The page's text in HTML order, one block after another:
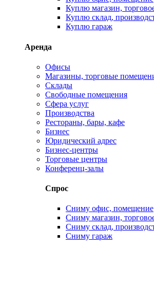
Куплю магазин,
Куплю склад,
Куплю гараж
Аренда
Офисы
Магазины, торговые
Склады
Свободные помещения
Сфера услуг
Производства
Рестораны, бары, кафе
Бизнес
Юридический адрес
Бизнес-центры
Торговые центры
Конференц-залы
Спрос
Сниму офис, помещение
Сниму магазин,
Сниму склад,
Сниму гараж